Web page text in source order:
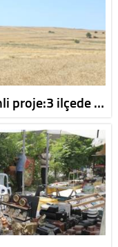
proje:3 ilçede …